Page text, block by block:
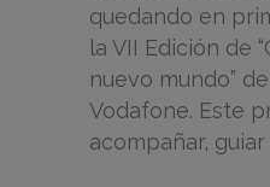
quedando en
la VII Edición de
nuevo mundo”
Vodafone. Este
acompañar, guiar